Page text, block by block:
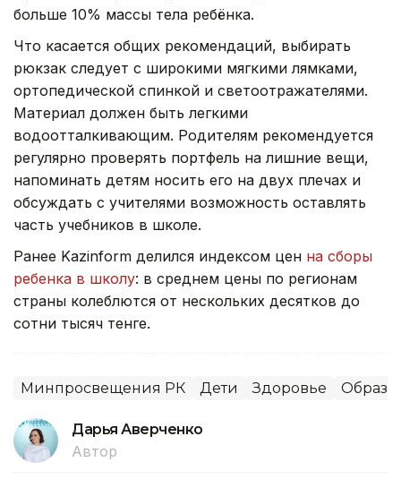
больше 10% массы тела ребёнка.
Что касается общих рекомендаций, выбирать
рюкзак следует с широкими мягкими лямками,
ортопедической спинкой и светоотражателями.
Материал должен быть легкими
водоотталкивающим. Родителям рекомендуется
регулярно проверять портфель на лишние вещи,
напоминать детям носить его на двух плечах и
обсуждать с учителями возможность оставлять
часть учебников в школе.
Ранее Kazinform делился индексом цен на сборы
ребенка в школу: в среднем цены по регионам
страны колеблются от нескольких десятков до
сотни тысяч тенге.
Минпросвещения РК Дети Здоровье
Дарья Аверченко
Автор